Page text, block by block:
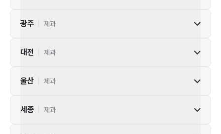
광주 제과
대전 제과
울산 제과
세종 제과